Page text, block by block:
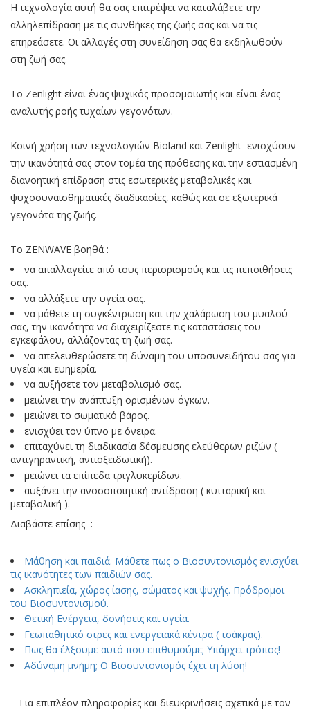
Η τεχνολογία αυτή θα σας επιτρέψει να καταλάβετε την
αλληλεπίδραση με τις συνθήκες της ζωής σας και να τις
επηρεάσετε. Οι αλλαγές στη συνείδηση σας θα εκδηλωθούν
στη ζωή σας.
Το Zenlight είναι ένας ψυχικός προσομοιωτής και είναι ένας
αναλυτής ροής τυχαίων γεγονότων.
Κοινή χρήση των τεχνολογιών Bioland και Zenlight ενισχύουν
την ικανότητά σας στον τομέα της πρόθεσης και την εστιασμένη
διανοητική επίδραση στις εσωτερικές μεταβολικές και
ψυχοσυναισθηματικές διαδικασίες, καθώς και σε εξωτερικά
γεγονότα της ζωής.
Το ZENWAVE βοηθά :
να απαλλαγείτε από τους περιορισμούς και τις πεποιθήσεις
σας.
να αλλάξετε την υγεία σας.
να μάθετε τη συγκέντρωση και την χαλάρωση του μυαλού
σας, την ικανότητα να διαχειρίζεστε τις καταστάσεις του
εγκεφάλου, αλλάζοντας τη ζωή σας.
να απελευθερώσετε τη δύναμη του υποσυνειδήτου σας για
υγεία και ευημερία.
να αυξήσετε τον μεταβολισμό σας.
μειώνει την ανάπτυξη ορισμένων όγκων.
μειώνει το σωματικό βάρος.
ενισχύει τον ύπνο με όνειρα.
επιταχύνει τη διαδικασία δέσμευσης ελεύθερων ριζών (
αντιγηραντική, αντιοξειδωτική).
μειώνει τα επίπεδα τριγλυκερίδων.
αυξάνει την ανοσοποιητική αντίδραση ( κυτταρική και
μεταβολική ).
Διαβάστε επίσης :
Μάθηση και παιδιά. Μάθετε πως ο Βιοσυντονισμός ενισχύει
τις ικανότητες των παιδιών σας.
Ασκληπιεία, χώρος ίασης, σώματος και ψυχής. Πρόδρομοι
του Βιοσυντονισμού.
Θετική Ενέργεια, δονήσεις και υγεία.
Γεωπαθητικό στρες και ενεργειακά κέντρα ( τσάκρας).
Πως θα έλξουμε αυτό που επιθυμούμε; Υπάρχει τρόπος!
Αδύναμη μνήμη; Ο Βιοσυντονισμός έχει τη λύση!
Για επιπλέον πληροφορίες και διευκρινήσεις σχετικά με τον